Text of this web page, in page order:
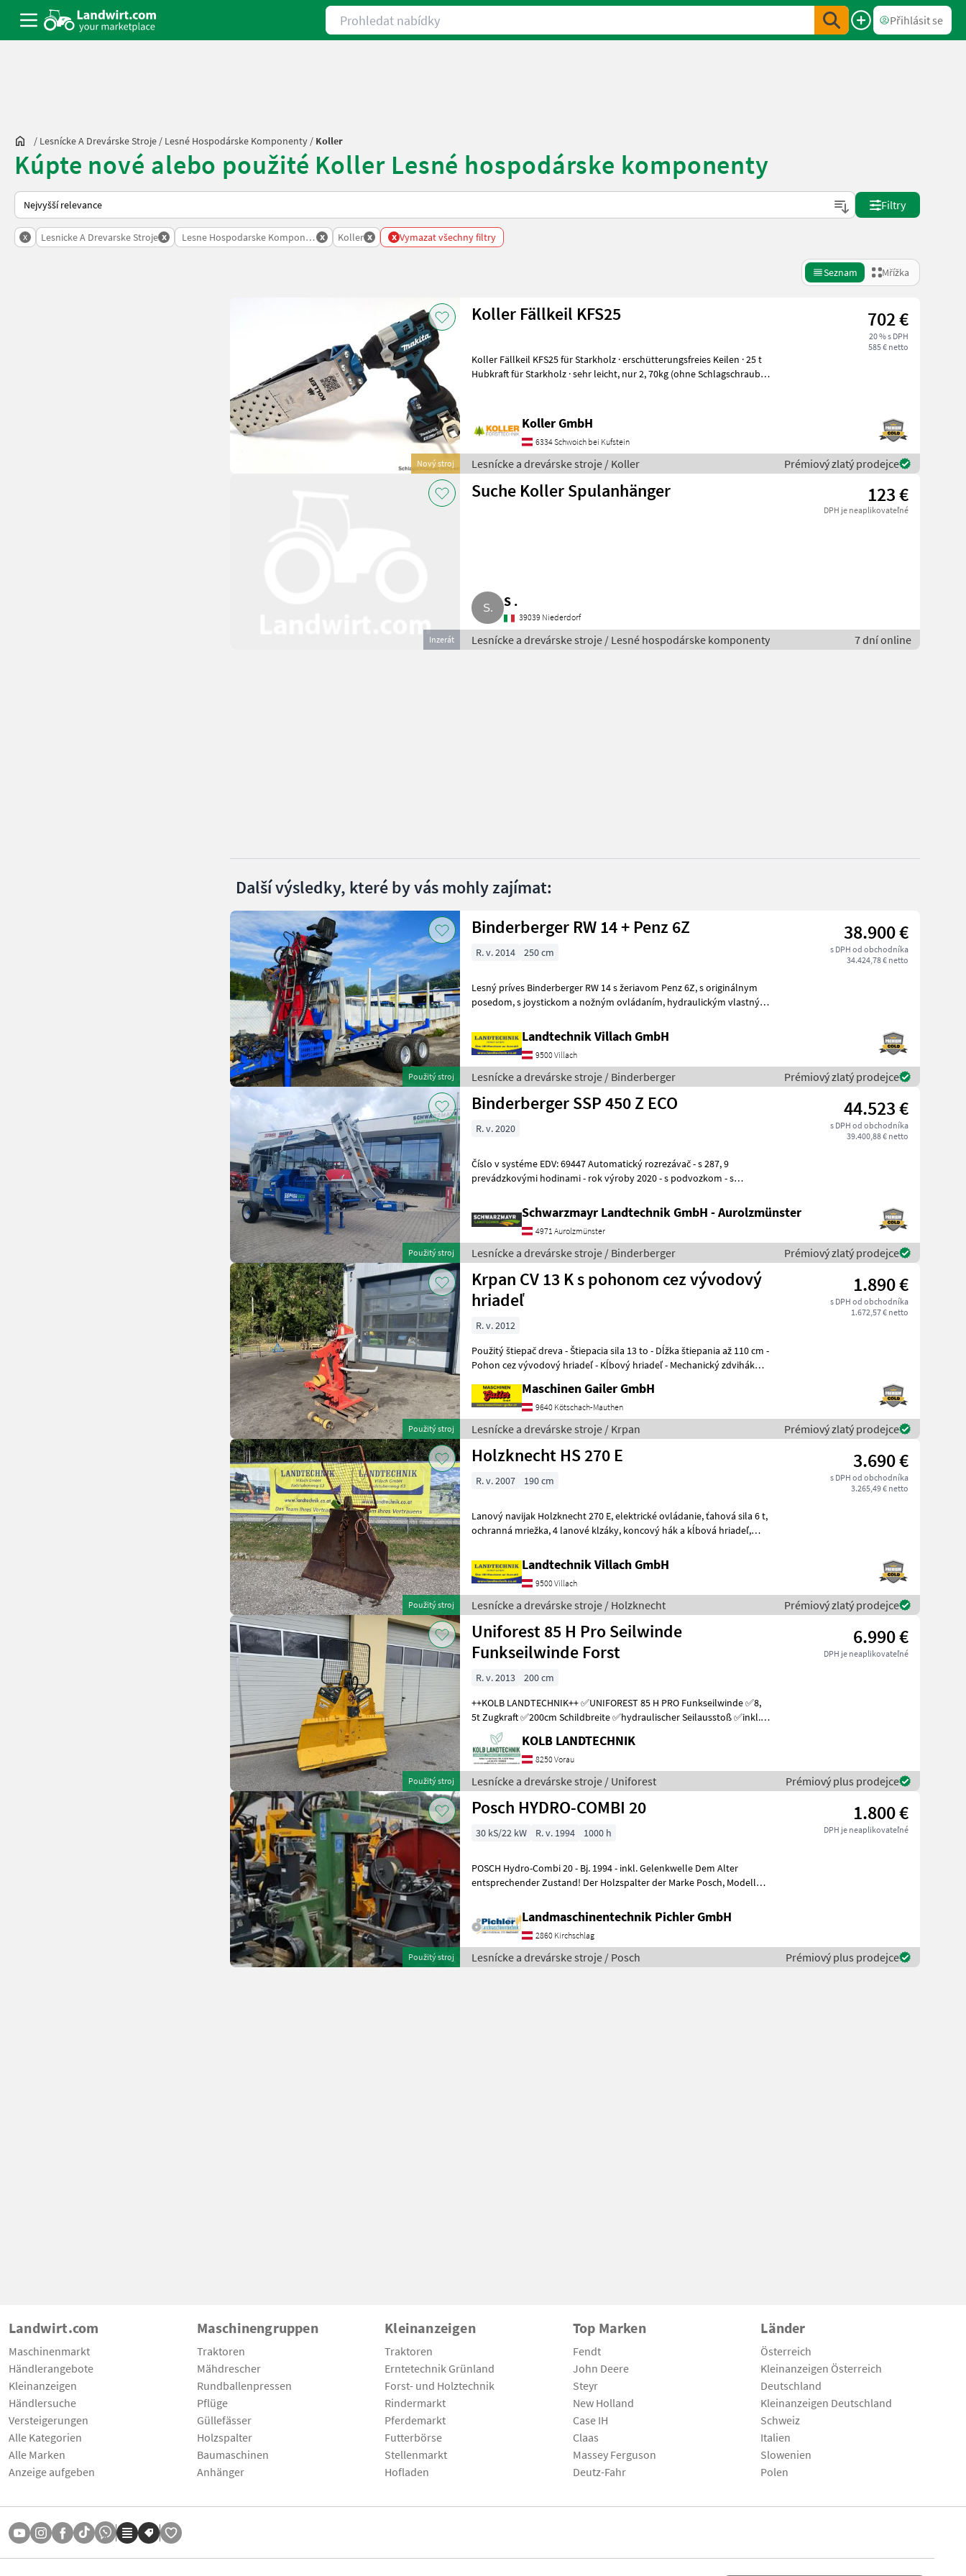
Prohledat nabídky
Přihlásit se
/ Lesnícke A Drevárske Stroje / Lesné Hospodárske Komponenty / Koller
Kúpte nové alebo použité Koller Lesné hospodárske komponenty
Takto se řadí nabídky na Landwirt.com
Filtry
x Lesnicke A Drevarske Stroje x Lesne Hospodarske Komponenty
x Koller x x Vymazat všechny filtry
Seznam Mřížka
Nový stroj
Koller Fällkeil KFS25 702 €
20 % s DPH
585 € netto
Koller Fällkeil KFS25 für Starkholz · erschütterungsfreies Keilen · 25 t
Hubkraft für Starkholz · sehr leicht, nur 2, 70kg (ohne Schlagschrauber
Koller GmbH
6334 Schwoich bei Kufstein
Lesnícke a drevárske stroje / Koller Prémiový zlatý prodejce
Inzerát
Suche Koller Spulanhänger 123 €
DPH je neaplikovateľné
S .
39039 Niederdorf
Lesnícke a drevárske stroje / Lesné hospodárske komponenty 7 dní online
Další výsledky, které by vás mohly zajímat:
Použitý stroj
Binderberger RW 14 + Penz 6Z 38.900 €
s DPH od obchodníka
34.424,78 € netto
R. v. 2014 250 cm
Lesný príves Binderberger RW 14 s žeriavom Penz 6Z, s originálnym
posedom, s joystickom a nožným ovládaním, hydraulickým vlastným
Landtechnik Villach GmbH
9500 Villach
Lesnícke a drevárske stroje / Binderberger Prémiový zlatý prodejce
Použitý stroj
Binderberger SSP 450 Z ECO 44.523 €
s DPH od obchodníka
39.400,88 € netto
R. v. 2020
Číslo v systéme EDV: 69447 Automatický rozrezávač - s 287, 9
prevádzkovými hodinami - rok výroby 2020 - s podvozkom - s
Schwarzmayr Landtechnik GmbH - Aurolzmünster
4971 Aurolzmünster
Lesnícke a drevárske stroje / Binderberger Prémiový zlatý prodejce
Použitý stroj
Krpan CV 13 K s pohonom cez vývodový
hriadeľ
1.890 €
s DPH od obchodníka
1.672,57 € netto
R. v. 2012
Použitý štiepač dreva - Štiepacia sila 13 to - Dĺžka štiepania až 110 cm -
Pohon cez vývodový hriadeľ - Kĺbový hriadeľ - Mechanický zdvihák
Maschinen Gailer GmbH
9640 Kötschach-Mauthen
Lesnícke a drevárske stroje / Krpan Prémiový zlatý prodejce
Použitý stroj
Holzknecht HS 270 E 3.690 €
s DPH od obchodníka
3.265,49 € netto
R. v. 2007 190 cm
Lanový navijak Holzknecht 270 E, elektrické ovládanie, ťahová sila 6 t,
ochranná mriežka, 4 lanové klzáky, koncový hák a kĺbová hriadeľ,
Landtechnik Villach GmbH
9500 Villach
Lesnícke a drevárske stroje / Holzknecht Prémiový zlatý prodejce
Použitý stroj
Uniforest 85 H Pro Seilwinde
Funkseilwinde Forst
6.990 €
DPH je neaplikovateľné
R. v. 2013
200 cm
++KOLB LANDTECHNIK++ ✅UNIFOREST 85 H PRO Funkseilwinde ✅8,
5t Zugkraft ✅200cm Schildbreite ✅hydraulischer Seilausstoß ✅inkl.
TERRA Profi Funk - Ziehen / Kurzl
KOLB LANDTECHNIK
8250 Vorau
Lesnícke a drevárske stroje / Uniforest Prémiový plus prodejce
Použitý stroj
Posch HYDRO-COMBI 20 1.800 €
DPH je neaplikovateľné
30 kS/22 kW R. v. 1994 1000 h
POSCH Hydro-Combi 20 - Bj. 1994 - inkl. Gelenkwelle Dem Alter
entsprechender Zustand! Der Holzspalter der Marke Posch, Modell
Landmaschinentechnik Pichler GmbH
2860 Kirchschlag
Lesnícke a drevárske stroje / Posch Prémiový plus prodejce
Landwirt.com
Maschinenmarkt
Händlerangebote
Kleinanzeigen
Händlersuche
Versteigerungen
Alle Kategorien
Alle Marken
Anzeige aufgeben
Maschinengruppen
Traktoren
Mähdrescher
Rundballenpressen
Pflüge
Güllefässer
Holzspalter
Baumaschinen
Anhänger
Kleinanzeigen
Traktoren
Erntetechnik Grünland
Forst- und Holztechnik
Rindermarkt
Pferdemarkt
Futterbörse
Stellenmarkt
Hofladen
Top Marken
Fendt
John Deere
Steyr
New Holland
Case IH
Claas
Massey Ferguson
Deutz-Fahr
Länder
Österreich
Kleinanzeigen Österreich
Deutschland
Kleinanzeigen Deutschland
Schweiz
Italien
Slowenien
Polen